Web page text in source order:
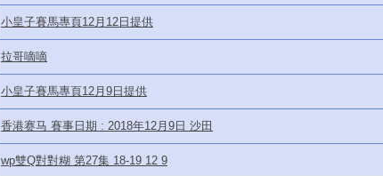
小皇子賽馬專頁12月12日提供
拉哥嘀嘀
小皇子賽馬專頁12月9日提供
香港赛马 賽事日期 : 2018年12月9日 沙田
wp雙Q對對糊 第27集 18-19 12 9